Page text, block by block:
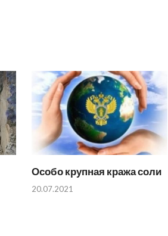
Особо крупная кража соли
20.07.2021